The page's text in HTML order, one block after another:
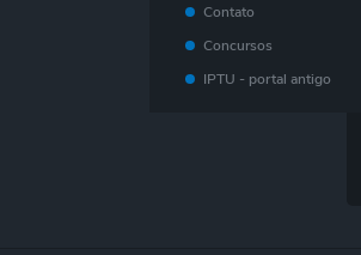
Contato
Concursos
IPTU - portal antigo